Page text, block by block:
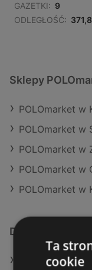
GAZETKI: 9
ODLEGŁOŚĆ:
Sklepy
POLOmarket w
POLOmarket w
POLOmarket w
POLOmarket w
POLOmarket w
Dodatkowe łącza
Oferty
Ta
cookie